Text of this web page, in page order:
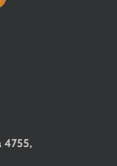
4755,